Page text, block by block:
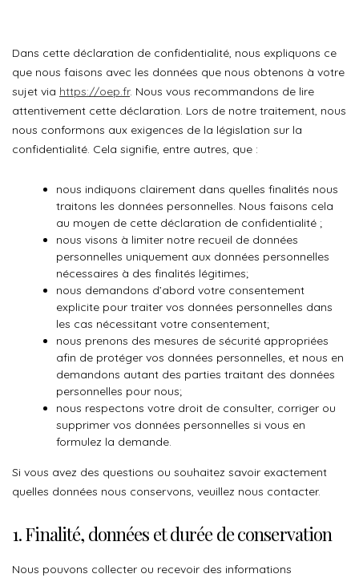
Dans cette déclaration de confidentialité, nous expliquons ce
que nous faisons avec les données que nous obtenons à votre
sujet via https://oep.fr. Nous vous recommandons de lire
attentivement cette déclaration. Lors de notre traitement, nous
nous conformons aux exigences de la législation sur la
confidentialité. Cela signifie, entre autres, que :
nous indiquons clairement dans quelles finalités nous
traitons les données personnelles. Nous faisons cela
au moyen de cette déclaration de confidentialité ;
nous visons à limiter notre recueil de données
personnelles uniquement aux données personnelles
nécessaires à des finalités légitimes;
nous demandons d’abord votre consentement
explicite pour traiter vos données personnelles dans
les cas nécessitant votre consentement;
nous prenons des mesures de sécurité appropriées
afin de protéger vos données personnelles, et nous en
demandons autant des parties traitant des données
personnelles pour nous;
nous respectons votre droit de consulter, corriger ou
supprimer vos données personnelles si vous en
formulez la demande.
Si vous avez des questions ou souhaitez savoir exactement
quelles données nous conservons, veuillez nous contacter.
1. Finalité, données et durée de conservation
Nous pouvons collecter ou recevoir des informations